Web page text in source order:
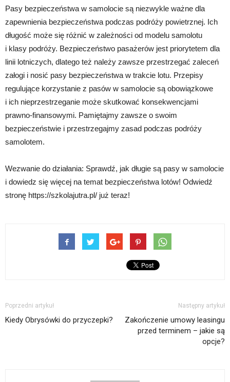
Pasy bezpieczeństwa w samolocie są niezwykle ważne dla
zapewnienia bezpieczeństwa podczas podróży powietrznej. Ich
długość może się różnić w zależności od modelu samolotu
i klasy podróży. Bezpieczeństwo pasażerów jest priorytetem dla
linii lotniczych, dlatego też należy zawsze przestrzegać zaleceń
załogi i nosić pasy bezpieczeństwa w trakcie lotu. Przepisy
regulujące korzystanie z pasów w samolocie są obowiązkowe
i ich nieprzestrzeganie może skutkować konsekwencjami
prawno-finansowymi. Pamiętajmy zawsze o swoim
bezpieczeństwie i przestrzegajmy zasad podczas podróży
samolotem.
Wezwanie do działania: Sprawdź, jak długie są pasy w samolocie
i dowiedz się więcej na temat bezpieczeństwa lotów! Odwiedź
stronę https://szkolajutra.pl/ już teraz!
Poprzedni artykuł
Kiedy Obrysówki do przyczepki?
Następny artykuł
Zakończenie umowy leasingu
przed terminem – jakie są
opcje?